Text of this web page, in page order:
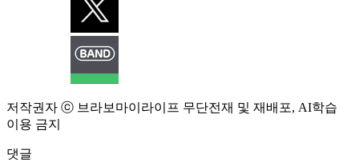
저작권자 ⓒ 브라보마이라이프 무단전재 및 재배포, AI학습
이용 금지
댓글